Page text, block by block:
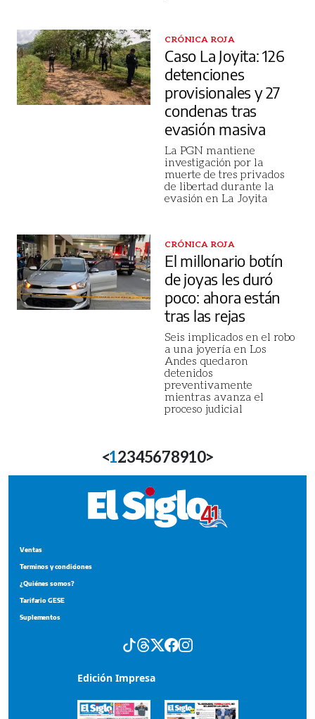
CRÓNICA ROJA
Caso La Joyita: 126
detenciones
provisionales y 27
condenas tras
evasión masiva
La PGN mantiene
investigación por la
muerte de tres privados
de libertad durante la
evasión en La Joyita
CRÓNICA ROJA
El millonario botín
de joyas les duró
poco: ahora están
tras las rejas
Seis implicados en el robo
a una joyería en Los
Andes quedaron
detenidos
preventivamente
mientras avanza el
proceso judicial
<12345678910>
Ventas
Terminos y condiciones
¿Quiénes somos?
Tarifario GESE
Suplementos
Edición Impresa